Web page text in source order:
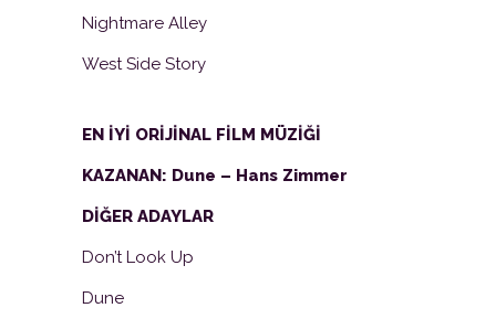
Nightmare Alley
West Side Story
EN İYİ ORİJİNAL FİLM MÜZİĞİ
KAZANAN: Dune – Hans Zimmer
DİĞER ADAYLAR
Don’t Look Up
Dune